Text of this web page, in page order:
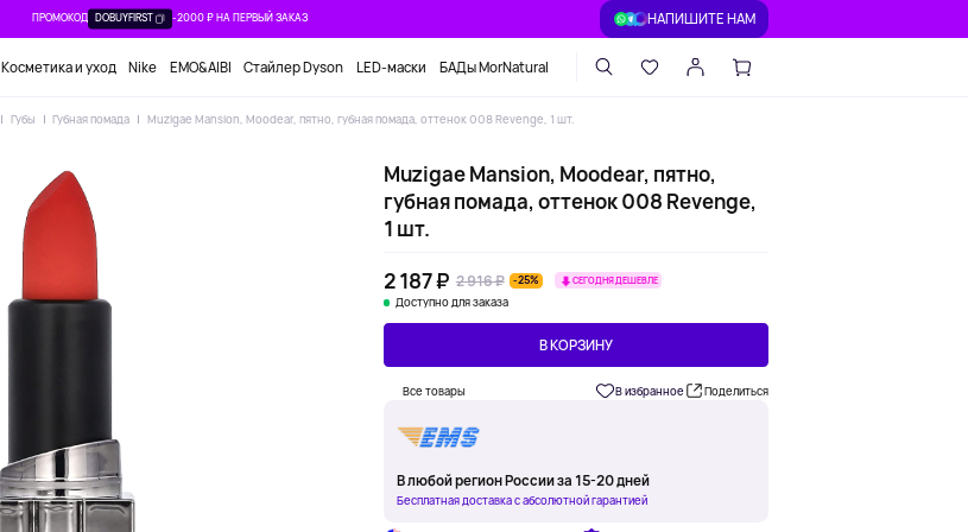
ПРОМОКОД DOBUYFIRST -2000 ₽ НА ПЕРВЫЙ ЗАКАЗ НАПИШИТЕ НАМ
Косметика и уход Nike EMO&AIBI Стайлер Dyson LED-маски БАДы MorNatural
Губы Губная помада Muzigae Mansion, Moodear, пятно, губная помада, оттенок 008 Revenge, 1 шт.
Muzigae Mansion, Moodear, пятно,
губная помада, оттенок 008 Revenge,
1 шт.
2 187 ₽ 2 916 ₽ -25% СЕГОДНЯ ДЕШЕВЛЕ
Доступно для заказа
В КОРЗИНУ
Все товары В избранное Поделиться
В любой регион России за 15-20 дней
Бесплатная доставка с абсолютной гарантией